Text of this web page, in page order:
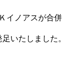
イノアスが合併
いたしました。